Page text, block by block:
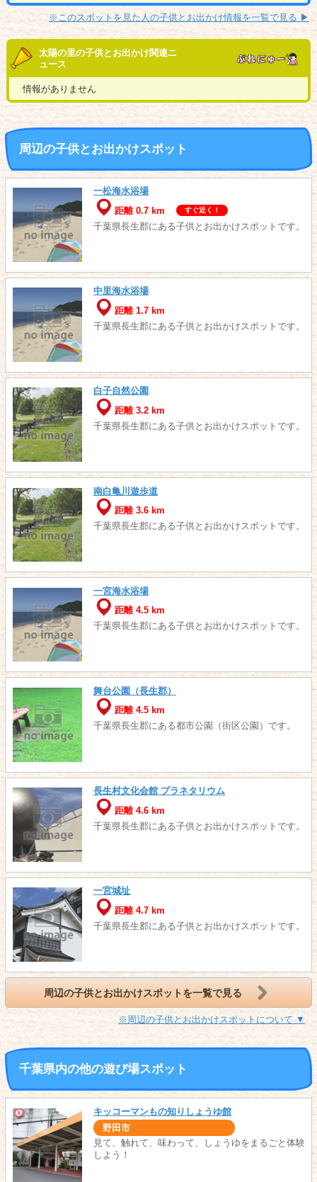
※このスポットを見た人の子供とお出かけ情報を一覧で見る ▶︎
太陽の里の子供とお出かけ関連ニ
ュース
情報がありません
周辺の子供とお出かけスポット
一松海水浴場
距離 0.7 km
すぐ近く！
千葉県長生郡にある子供とお出かけスポットです。
中里海水浴場
距離 1.7 km
千葉県長生郡にある子供とお出かけスポットです。
白子自然公園
距離 3.2 km
千葉県長生郡にある子供とお出かけスポットです。
南白亀川遊歩道
距離 3.6 km
千葉県長生郡にある子供とお出かけスポットです。
一宮海水浴場
距離 4.5 km
千葉県長生郡にある子供とお出かけスポットです。
舞台公園（長生郡）
距離 4.5 km
千葉県長生郡にある都市公園（街区公園）です。
長生村文化会館 プラネタリウム
距離 4.6 km
千葉県長生郡にある子供とお出かけスポットです。
一宮城址
距離 4.7 km
千葉県長生郡にある子供とお出かけスポットです。
周辺の子供とお出かけスポットを一覧で見る
※周辺の子供とお出かけスポットについて ▼
千葉県内の他の遊び場スポット
キッコーマンもの知りしょうゆ館
野田市
見て、触れて、味わって、しょうゆをまるごと体験
しよう！